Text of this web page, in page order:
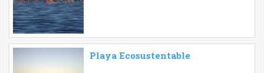
Playa Ecosustentable